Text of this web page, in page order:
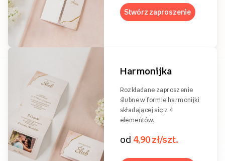
Stwórz zaproszenie
Harmonijka
Rozkładane zaproszenie
ślubne w formie harmonijki
składającej się z 4
elementów.
od 4,90 zł/szt.